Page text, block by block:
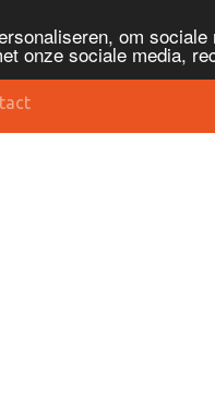
om
onze sociale media,